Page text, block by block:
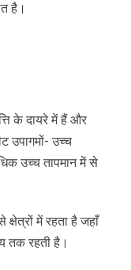
है।
के दायरे में हैं और
उपागमों- उच्च
उच्च तापमान में से
में रहता है जहाँ
तक रहती है।